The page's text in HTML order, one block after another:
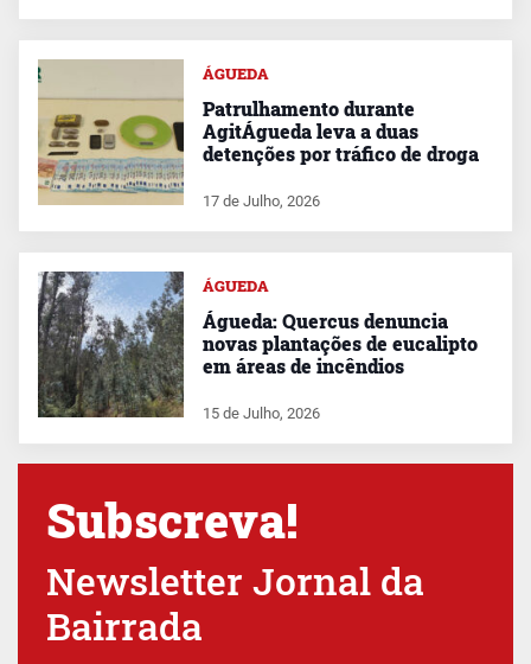
ÁGUEDA
Patrulhamento durante
AgitÁgueda leva a duas
detenções por tráfico de droga
17 de Julho, 2026
ÁGUEDA
Águeda: Quercus denuncia
novas plantações de eucalipto
em áreas de incêndios
15 de Julho, 2026
Subscreva!
Newsletter Jornal da
Bairrada